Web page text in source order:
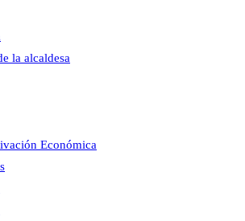
la alcaldesa
Económica